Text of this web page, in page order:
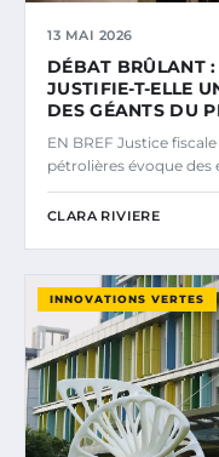
13 MAI 2026
DÉBAT BRÛLANT :
JUSTIFIE-T-ELLE
DES GÉANTS DU
EN BREF Justice
pétrolières évoque des
CLARA RIVIERE
INNOVATIONS VERTES